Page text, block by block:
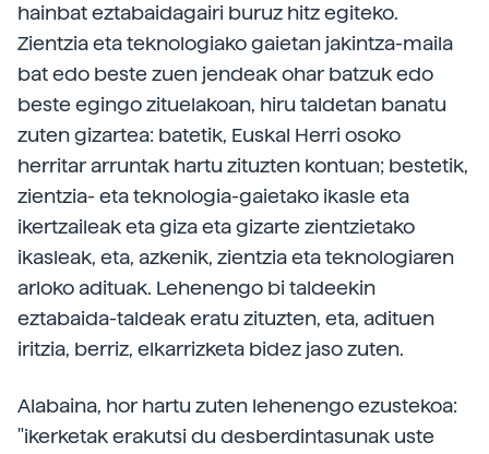
hainbat eztabaidagairi buruz hitz egiteko.
Zientzia eta teknologiako gaietan jakintza-maila
bat edo beste zuen jendeak ohar batzuk edo
beste egingo zituelakoan, hiru taldetan banatu
zuten gizartea: batetik, Euskal Herri osoko
herritar arruntak hartu zituzten kontuan; bestetik,
zientzia- eta teknologia-gaietako ikasle eta
ikertzaileak eta giza eta gizarte zientzietako
ikasleak, eta, azkenik, zientzia eta teknologiaren
arloko adituak. Lehenengo bi taldeekin
eztabaida-taldeak eratu zituzten, eta, adituen
iritzia, berriz, elkarrizketa bidez jaso zuten.
Alabaina, hor hartu zuten lehenengo ezustekoa:
"ikerketak erakutsi du desberdintasunak uste